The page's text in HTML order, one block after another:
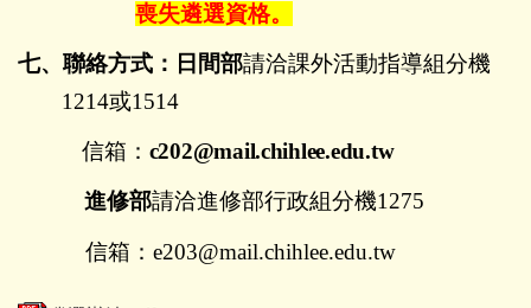
喪失遴選資格。
七、聯絡方式：日間部請洽課外活動指導組分機
1214或1514
信箱： c202@mail.chihlee.edu.tw
進修部請洽進修部行政組分機1275
信箱： e203@mail.chihlee.edu.tw